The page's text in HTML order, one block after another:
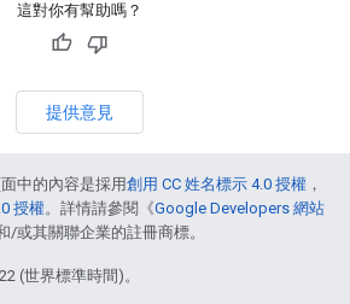
這對你有幫助嗎？
提供意見
中的內容是採用創用 CC 姓名標示 4.0 授權 ，
授權。詳情請參閱《Google Developers 網站
/或其關聯企業的註冊商標。
(世界標準時間)。